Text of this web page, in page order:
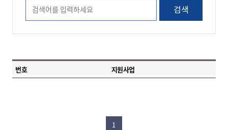
검색
번호 지원사업
1